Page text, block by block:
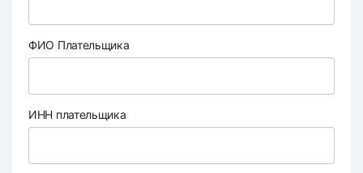
ФИО Плательщика
ИНН плательщика